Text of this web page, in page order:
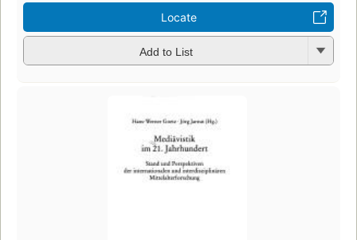
Locate
Add to List